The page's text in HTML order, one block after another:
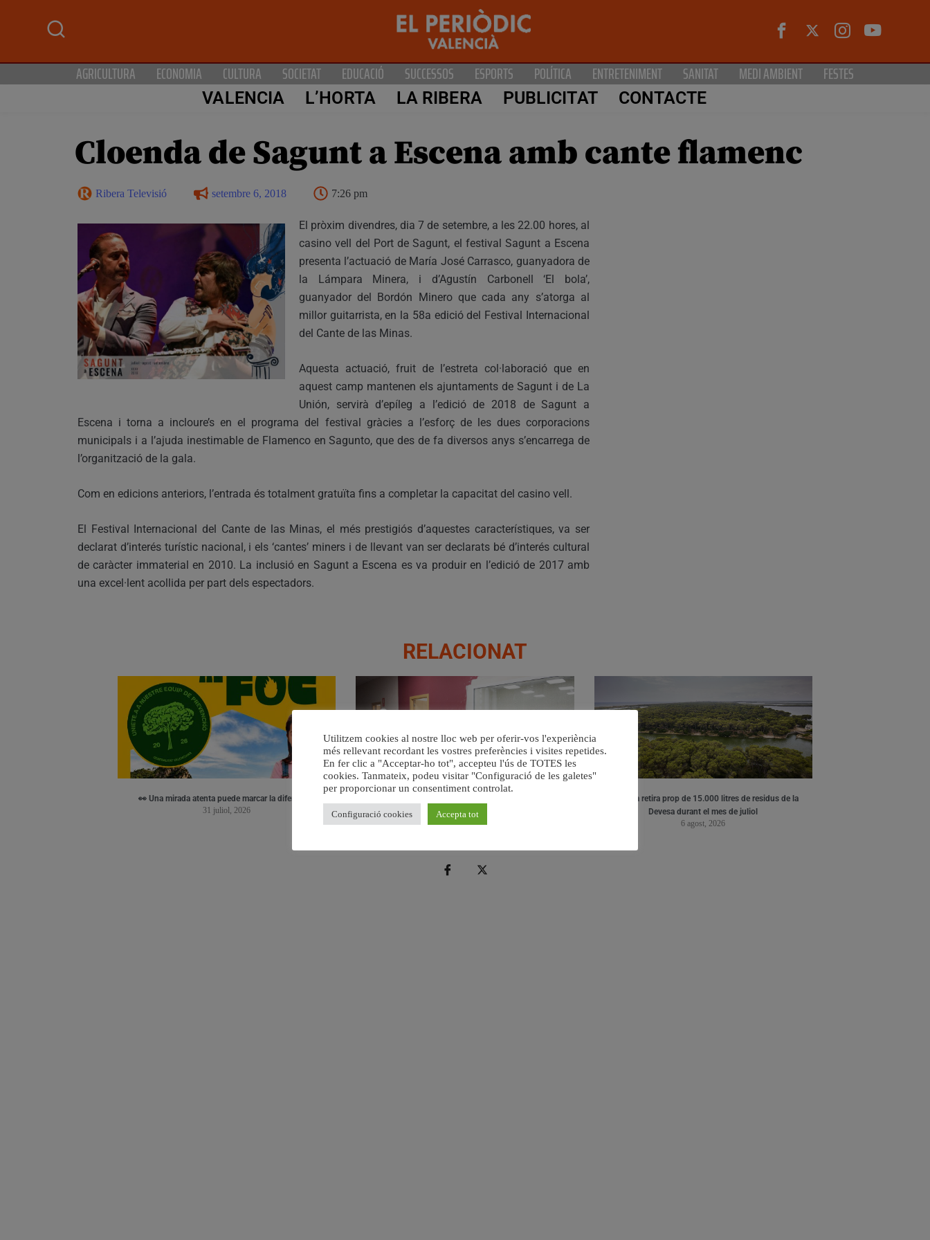
AGRICULTURA ECONOMIA CULTURA SOCIETAT EDUCACIÓ SUCCESSOS ESPORTS POLÍTICA ENTRETENIMENT SANITAT MEDI AMBIENT FESTES
VALENCIA L’HORTA LA RIBERA PUBLICITAT CONTACTE
Cloenda de Sagunt a Escena amb cante flamenc
Ribera Televisió setembre 6, 2018 7:26 pm
El pròxim divendres, dia 7 de setembre, a les 22.00 hores, al
casino vell del Port de Sagunt, el festival Sagunt a Escena
presenta l’actuació de María José Carrasco, guanyadora de
la Lámpara Minera, i d’Agustín Carbonell ‘El bola’,
guanyador del Bordón Minero que cada any s’atorga al
millor guitarrista, en la 58a edició del Festival Internacional
del Cante de las Minas.
Aquesta actuació, fruit de l’estreta col·laboració que en
aquest camp mantenen els ajuntaments de Sagunt i de La
Unión, servirà d’epíleg a l’edició de 2018 de Sagunt a
Escena i torna a incloure’s en el programa del festival gràcies a l’esforç de les dues corporacions
municipals i a l’ajuda inestimable de Flamenco en Sagunto, que des de fa diversos anys s’encarrega de
l’organització de la gala.
Com en edicions anteriors, l’entrada és totalment gratuïta fins a completar la capacitat del casino vell.
El Festival Internacional del Cante de las Minas, el més prestigiós d’aquestes característiques, va ser
declarat d’interés turístic nacional, i els ‘cantes’ miners i de llevant van ser declarats bé d’interés cultural
de caràcter immaterial en 2010. La inclusió en Sagunt a Escena es va produir en l’edició de 2017 amb
una excel·lent acollida per part dels espectadors.
RELACIONAT
👀 Una mirada atenta puede marcar la diferencia.
31 juliol, 2026
barri de Sant Antoni
6 agost, 2026
València retira prop de 15.000 litres de residus de la
Devesa durant el mes de juliol
6 agost, 2026
Utilitzem cookies al nostre lloc web per oferir-vos l'experiència
més rellevant recordant les vostres preferències i visites repetides.
En fer clic a "Acceptar-ho tot", accepteu l'ús de TOTES les
cookies. Tanmateix, podeu visitar "Configuració de les galetes"
per proporcionar un consentiment controlat.
Configuració cookies Accepta tot